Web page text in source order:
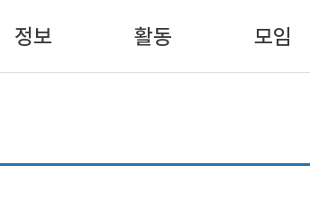
정보 활동 모임